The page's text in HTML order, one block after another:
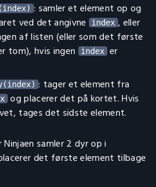
: samler et element op og
ved det angivne
index , eller
af listen (eller som det første
tom), hvis ingen
index er
: tager et element fra
og placerer det på kortet. Hvis
tages det sidste element.
samler 2 dyr op i
det første element tilbage